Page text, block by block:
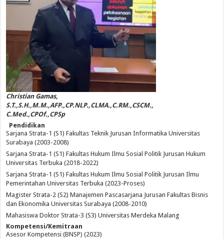
Christian Gamas,
S.T.,S.H.,M.M.,AFP.,CP.NLP.,CLMA.,C.RM.,CSCM.,
C.Med.,CPOf.,CPSp
Pendidikan
Sarjana Strata-1 (S1) Fakultas Teknik Jurusan Informatika Universitas
Surabaya (2003-2008)
Sarjana Strata-1 (S1) Fakultas Hukum Ilmu Sosial Politik Jurusan Hukum
Universitas Terbuka (2018-2022)
Sarjana Strata-1 (S1) Fakultas Hukum Ilmu Sosial Politik Jurusan Ilmu
Pemerintahan Universitas Terbuka (2023-Proses)
Magister Strata-2 (S2) Manajemen Pascasarjana Jurusan Fakultas Bisnis
dan Ekonomika Universitas Surabaya (2008-2010)
Mahasiswa Doktor Strata-3 (S3) Universitas Merdeka Malang
Kompetensi/Kemitraan
Asesor Kompetensi (BNSP) (2023)